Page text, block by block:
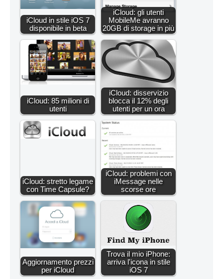
iCloud in stile iOS 7
disponibile in beta
iCloud: gli utenti
MobileMe avranno
20GB di storage in più
iCloud: 85 milioni di
utenti
iCloud: disservizio
blocca il 12% degli
utenti per un ora
iCloud: stretto legame
con Time Capsule?
iCloud: problemi con
iMessage nelle
scorse ore
Aggiornamento prezzi
per iCloud
Trova il mio iPhone:
arriva l'icona in stile
iOS 7